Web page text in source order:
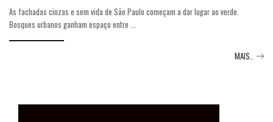
As fachadas cinzas e sem vida de São Paulo começam a dar lugar ao verde.
Bosques urbanos ganham espaço entre ...
MAIS..